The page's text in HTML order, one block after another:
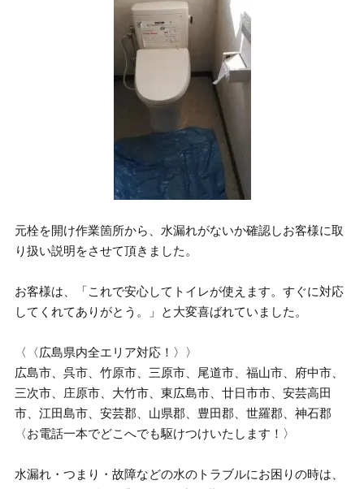
元栓を開け作業箇所から、水漏れがないか確認しお客様に取
り扱い説明をさせて頂きました。
お客様は、「これで安心してトイレが使えます。すぐに対応
してくれてありがとう。」と大変喜ばれていました。
〈〈広島県内全エリア対応！〉〉
広島市、呉市、竹原市、三原市、尾道市、福山市、府中市、
三次市、庄原市、大竹市、東広島市、廿日市市、安芸高田
市、江田島市、安芸郡、山県郡、豊田郡、世羅郡、神石郡
〈お電話一本でどこへでも駆けつけいたします！〉
水漏れ・つまり・故障などの水のトラブルにお困りの時は、